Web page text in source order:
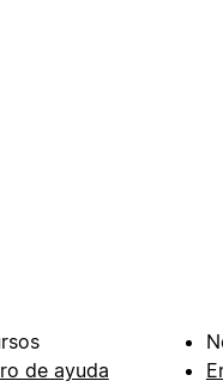
de ayuda